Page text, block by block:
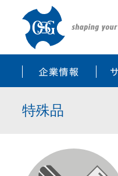
特殊品